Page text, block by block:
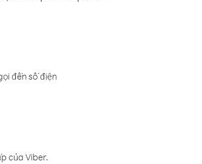
đến số điện
của Viber.